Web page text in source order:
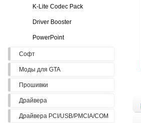
K-Lite Codec Pack
Driver Booster
PowerPoint
Софт
Моды для GTA
Прошивки
Драйвера
Драйвера PCI/USB/PMCIA/COM